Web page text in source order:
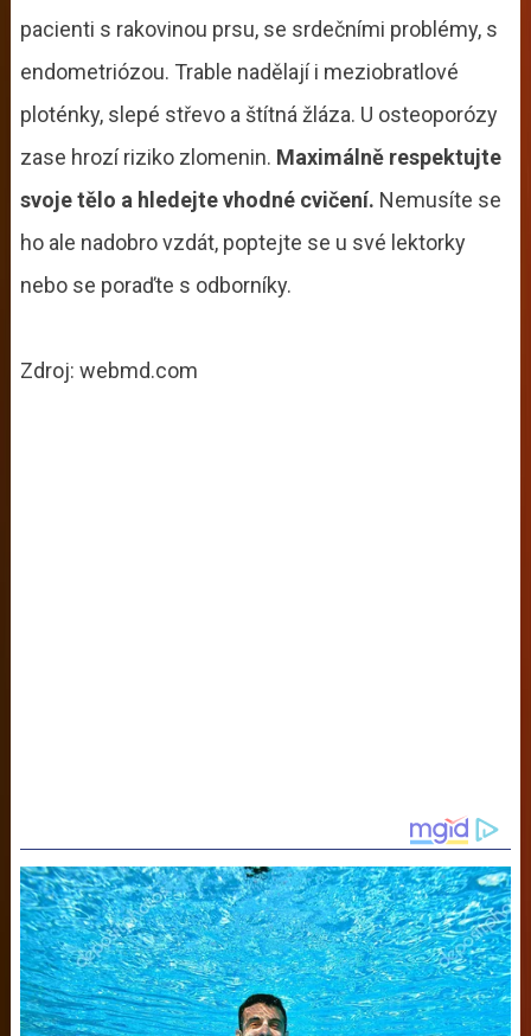
pacienti s rakovinou prsu, se srdečními problémy, s
endometriózou. Trable nadělají i meziobratlové
ploténky, slepé střevo a štítná žláza. U osteoporózy
zase hrozí riziko zlomenin. Maximálně respektujte
svoje tělo a hledejte vhodné cvičení. Nemusíte se
ho ale nadobro vzdát, poptejte se u své lektorky
nebo se poraďte s odborníky.
Zdroj: webmd.com